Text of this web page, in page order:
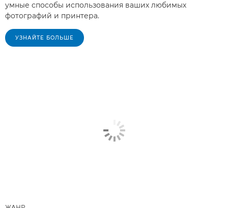
умные способы использования ваших любимых
фотографий и принтера.
УЗНАЙТЕ БОЛЬШЕ